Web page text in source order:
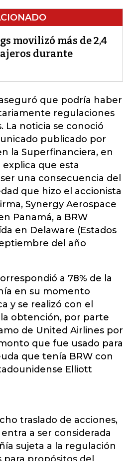
movilizó más de 2,4
durante
que podría haber
regulaciones
La noticia se conoció
publicado por
la Superfinanciera, en
que esta
una consecuencia del
que hizo el accionista
Synergy Aerospace
Panamá, a BRW
en Delaware (Estados
del año
a 78% de la
en su momento
y se realizó con el
obtención, por parte
de United Airlines por
que fue usado para
que tenía BRW con
Elliott
traslado de acciones,
a ser considerada
sujeta a la regulación